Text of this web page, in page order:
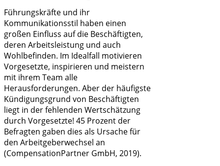
Führungskräfte und ihr
Kommunikationsstil haben einen
großen Einfluss auf die Beschäftigten,
deren Arbeitsleistung und auch
Wohlbefinden. Im Idealfall motivieren
Vorgesetzte, inspirieren und meistern
mit ihrem Team alle
Herausforderungen. Aber der häufigste
Kündigungsgrund von Beschäftigten
liegt in der fehlenden Wertschätzung
durch Vorgesetzte! 45 Prozent der
Befragten gaben dies als Ursache für
den Arbeitgeberwechsel an
(CompensationPartner GmbH, 2019).